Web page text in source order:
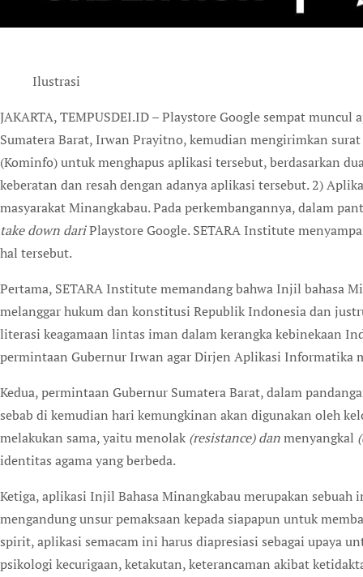
Ilustrasi
JAKARTA, TEMPUSDEI.ID – Playstore Google sempat muncul aplikasi Kitab Suci Injil Minangkabau. Gubernur
Sumatera Barat, Irwan Prayitno, kemudian mengirimkan
(Kominfo) untuk menghapus aplikasi tersebut, berdasarkan
keberatan dan resah dengan adanya aplikasi tersebut. 2)
masyarakat Minangkabau. Pada perkembangannya, dalam
take down dariPlaystore Google. SETARA Institute
hal tersebut.
Pertama, SETARA Institute memandang bahwa Injil bahasa
melanggar hukum dan konstitusi Republik Indonesia dan
literasi keagamaan lintas iman dalam kerangka kebinekaan
permintaan Gubernur Irwan agar Dirjen Aplikasi Informatika
Kedua, permintaan Gubernur Sumatera Barat, dalam
sebab di kemudian hari kemungkinan akan digunakan oleh
melakukan sama, yaitu menolak (resistance) danmenyangkal
identitas agama yang berbeda.
Ketiga, aplikasi Injil Bahasa Minangkabau merupakan
mengandung unsur pemaksaan kepada siapapun untuk
spirit, aplikasi semacam ini harus diapresiasi sebagai upaya
psikologi kecurigaan, ketakutan, keterancaman akibat